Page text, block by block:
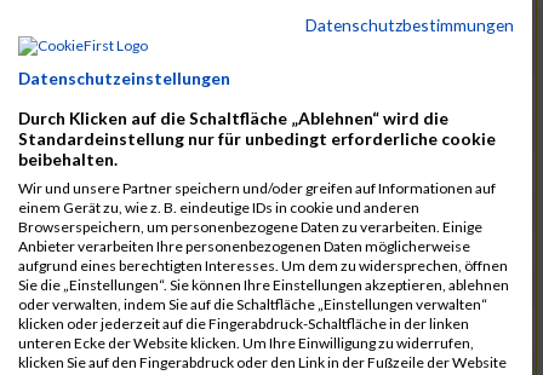
00:37:24.0
1526
Jelinek
1586
Mau
00:37:35.5
1670
Schmoldt
1753
Zimbal
00:37:41.5
1513
Heynen
00:37:42.0
1722
Walther
00:37:43.0
1365
Laß
00:37:43.8
1574
Linz 00:37:48.8
Datenschutzbestimmungen
Datenschutzeinstellungen
Durch Klicken auf die Schaltfläche „Ablehnen“ wird die
Standardeinstellung nur für unbedingt erforderliche cookie
beibehalten.
Wir und unsere Partner speichern und/oder greifen auf Informationen auf
einem Gerät zu, wie z. B. eindeutige IDs in cookie und anderen
Browserspeichern, um personenbezogene Daten zu verarbeiten. Einige
Anbieter verarbeiten Ihre personenbezogenen Daten möglicherweise
aufgrund eines berechtigten Interesses. Um dem zu widersprechen, öffnen
Sie die „Einstellungen“. Sie können Ihre Einstellungen akzeptieren, ablehnen
oder verwalten, indem Sie auf die Schaltfläche „Einstellungen verwalten“
klicken oder jederzeit auf die Fingerabdruck-Schaltfläche in der linken
unteren Ecke der Website klicken. Um Ihre Einwilligung zu widerrufen,
klicken Sie auf den Fingerabdruck oder den Link in der Fußzeile der Website